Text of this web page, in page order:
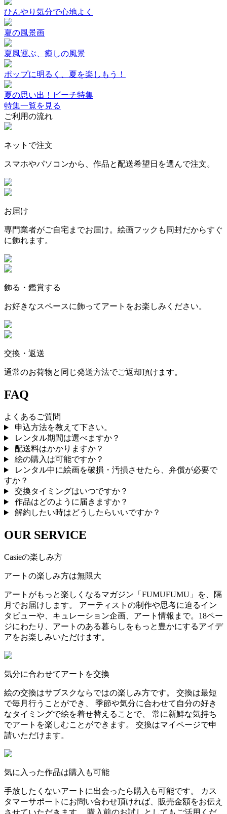
ひんやり気分で心地よく
夏の風景画
夏風運ぶ、癒しの風景
ポップに明るく、夏を楽しもう！
夏の思い出！ビーチ特集
特集一覧を見る
ご利用の流れ
ネットで注文
スマホやパソコンから、作品と配送希望日を選んで注文。
お届け
専門業者がご自宅までお届け。絵画フックも同封だからすぐ
に飾れます。
飾る・鑑賞する
お好きなスペースに飾ってアートをお楽しみください。
交換・返送
通常のお荷物と同じ発送方法でご返却頂けます。
FAQ
よくあるご質問
申込方法を教えて下さい。
レンタル期間は選べますか？
配送料はかかりますか？
絵の購入は可能ですか？
レンタル中に絵画を破損・汚損させたら、弁償が必要で
すか？
交換タイミングはいつですか？
作品はどのように届きますか？
解約したい時はどうしたらいいですか？
OUR SERVICE
Casieの楽しみ方
アートの楽しみ方は無限大
アートがもっと楽しくなるマガジン「FUMUFUMU」を、隔
月でお届けします。 アーティストの制作や思考に迫るイン
タビューや、キュレーション企画、アート情報まで。18ペー
ジにわたり、アートのある暮らしをもっと豊かにするアイデ
アをお楽しみいただけます。
気分に合わせてアートを交換
絵の交換はサブスクならではの楽しみ方です。 交換は最短
で毎月行うことができ、 季節や気分に合わせて自分の好き
なタイミングで絵を着せ替えることで、 常に新鮮な気持ち
でアートを楽しむことができます。 交換はマイページで申
請いただけます。
気に入った作品は購入も可能
手放したくないアートに出会ったら購入も可能です。 カス
タマーサポートにお問い合わせ頂ければ、販売金額をお伝え
させていただきます。 購入前のお試しとしてもご活用くだ